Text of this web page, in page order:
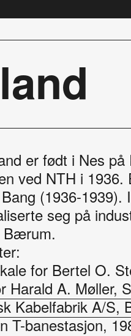
og landskap
Artikler
Leder
Debatt
Intervjuer
Teknologi, energi
Interiør
Landskap
Kunst
Byggomtale
Historie, teori
er født i Nes
ved NTH i
(1936-1939).
seg på
Bærum.
for Bertel O.
Harald A. Møller,
Kabelfabrik A/S,
T-banestasjon,